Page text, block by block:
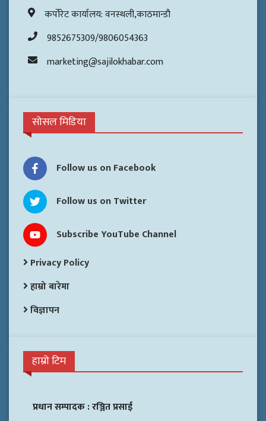
कर्पोरेट कार्यालय: वनस्थली,काठमान्डौ
9852675309/9806054363
marketing@sajilokhabar.com
सोसल मिडिया
Follow us on Facebook
Follow us on Twitter
Subscribe YouTube Channel
Privacy Policy
हाम्रो बारेमा
विज्ञापन
हाम्रो टिम
प्रधान सम्पादक :रञ्जित प्रसाई